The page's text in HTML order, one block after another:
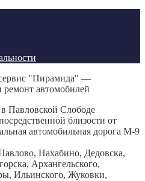
"Пирамида" —
ремонт автомобилей
Павловской Слободе
близости от
автомобильная дорога М-9
Нахабино, Дедовска,
Архангельского,
Ильинского, Жуковки,